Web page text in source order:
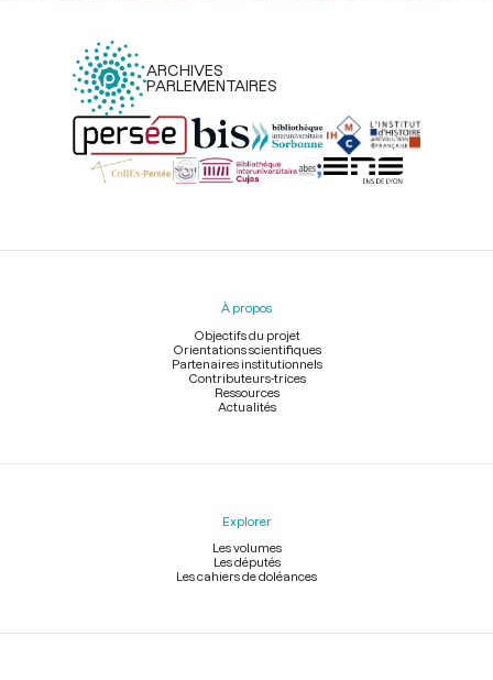
ARCHIVES
PARLEMENTAIRES
Menu
À propos
Objectifs du projet
Orientations scientifiques
Partenaires institutionnels
Contributeurs-trices
Ressources
Actualités
Explorer
Les volumes
Les députés
Les cahiers de doléances